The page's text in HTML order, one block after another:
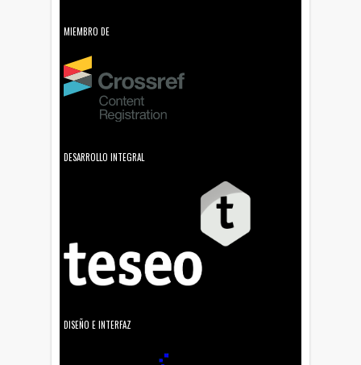
MIEMBRO DE
DESARROLLO INTEGRAL
DISEÑO E INTERFAZ